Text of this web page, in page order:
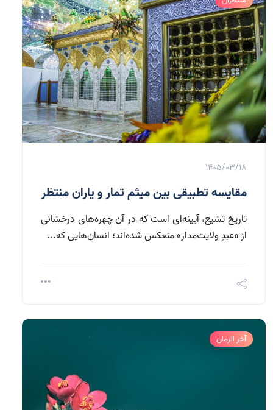
1405/03/18
مقایسه تطبیقی بین میثم تمار و یاران منتظر
تاریخ تشیع، آیینه‌ای است که در آن چهره‌های درخشانی
از «عبدِ ولایت‌مدار» منعکس شده‌اند؛ انسان‌هایی که...
آخر الزمان